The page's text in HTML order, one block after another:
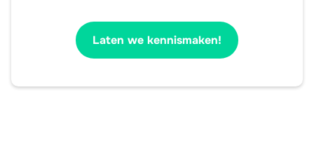
Laten we kennismaken!